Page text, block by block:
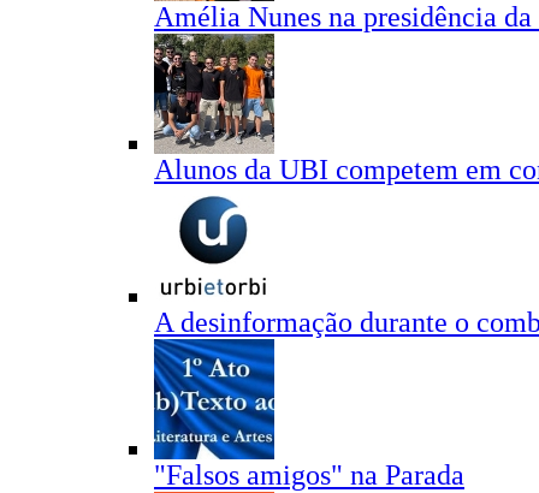
Amélia Nunes na presidência
Alunos da UBI competem em
A desinformação durante o
"Falsos amigos" na Parada